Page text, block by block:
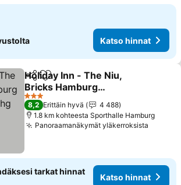
Katso hinnat
Jaa Lisää suosikkeihin
Holiday Inn - The Niu,
Bricks Hamburg
Eppendorf By Ihg
Katso hinnat
3 Tähtiluokitus
8,2 Erittäin hyvä
4 488
1.8 km kohteesta Sporthalle Hamburg
Panoraamanäkymät yläkerroksista
tarkat hinnat
Katso hinnat